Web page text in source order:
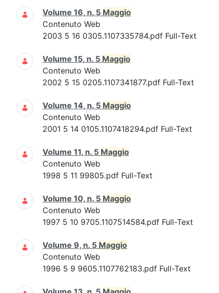
Volume 16, n. 5 Maggio
Contenuto Web
2003 5 16 0305.1107335784.pdf Full-Text
Volume 15, n. 5 Maggio
Contenuto Web
2002 5 15 0205.1107341877.pdf Full-Text
Volume 14, n. 5 Maggio
Contenuto Web
2001 5 14 0105.1107418294.pdf Full-Text
Volume 11, n. 5 Maggio
Contenuto Web
1998 5 11 99805.pdf Full-Text
Volume 10, n. 5 Maggio
Contenuto Web
1997 5 10 9705.1107514584.pdf Full-Text
Volume 9, n. 5 Maggio
Contenuto Web
1996 5 9 9605.1107762183.pdf Full-Text